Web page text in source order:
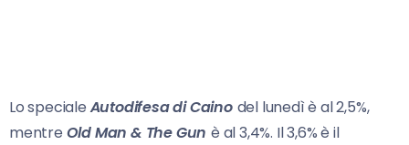
Lo specialeAutodifesa di Caino del lunedì è al 2,5%,
mentre Old Man & The Gun è al 3,4%. Il 3,6% è il